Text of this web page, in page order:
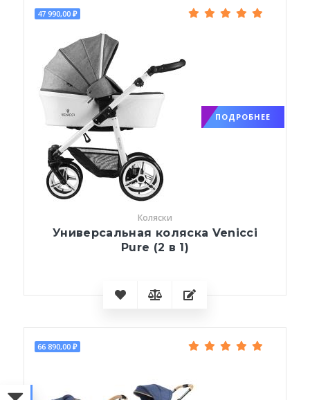
47 990,00 ₽
ПОДРОБНЕЕ
Коляски
Универсальная коляска Venicci
Pure (2 в 1)
66 890,00 ₽